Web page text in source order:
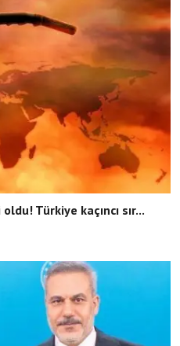
Türkiye kaçıncı sır...